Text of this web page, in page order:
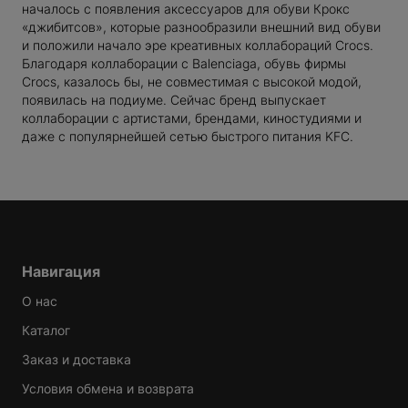
MARIO
началось с появления аксессуаров для обуви Крокс
«джибитсов», которые разнообразили внешний вид обуви
и положили начало эре креативных коллабораций Crocs.
Благодаря коллаборации с Balenciaga, обувь фирмы
Сrocs, казалось бы, не совместимая с высокой модой,
появилась на подиуме. Сейчас бренд выпускает
коллаборации с артистами, брендами, киностудиями и
даже с популярнейшей сетью быстрого питания KFC.
Навигация
О нас
Каталог
Заказ и доставка
Условия обмена и возврата